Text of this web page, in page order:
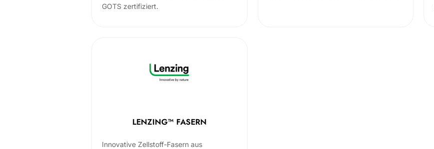
GOTS zertifiziert.
LENZING™ FASERN
Innovative Zellstoff-Fasern aus